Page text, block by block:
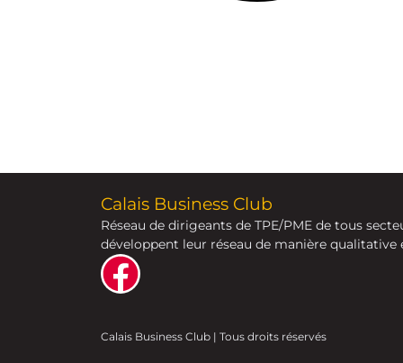
Calais Business Club
Réseau de dirigeants de TPE/PME de tous
développent leur réseau de manière qualitative
Calais Business Club | Tous droits réservés